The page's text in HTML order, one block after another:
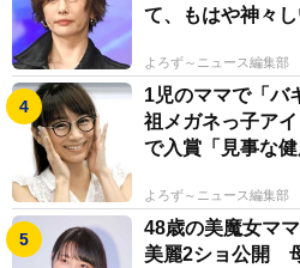
て、もはや神々し
よろず～ニュース編集部
1児のママで「バ
祖メガネっ子ア
で入賞「見事な健
よろず～ニュース編集部
48歳の美魔女マ
美麗2ショ公開